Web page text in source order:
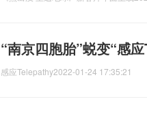
“南京四胞胎”蜕变“感
感应Telepathy2022-01-24 17:35:21